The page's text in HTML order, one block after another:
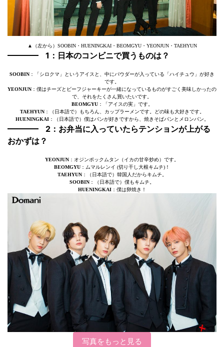
▲（左から）SOOBIN・HUENINGKAI・BEOMGYU・YEONJUN・TAEHYUN
1：日本のコンビニで買うものは？
SOOBIN ：「シロクマ」というアイスと、中にパウダーが入っている「ハイチュウ」が好き
です。
YEONJUN ：僕はチーズとビーフジャーキーが一緒になっているものがすごく美味しかったの
で、それをたくさん買いたいです。
BEOMGYU：「アイスの実」です。
TAEHYUN：（日本語で）もちろん、カップラーメンです。どの味も大好きです。
HUENINGKAI：（日本語で）僕はパンが好きですから、焼きそばパンとメロンパン。
2：お弁当に入っていたらテンションが上がる
おかずは？
YEONJUN ：オジンポックムタン（イカの甘辛炒め）です。
BEOMGYU ：ムマルレンイ (切り干し大根キムチ)！
TAEHYUN：（日本語で）韓国人だからキムチ。
SOOBIN ：（日本語で）僕もキムチ。
HUENINGKAI：僕は卵焼き！
写真をもっと見る